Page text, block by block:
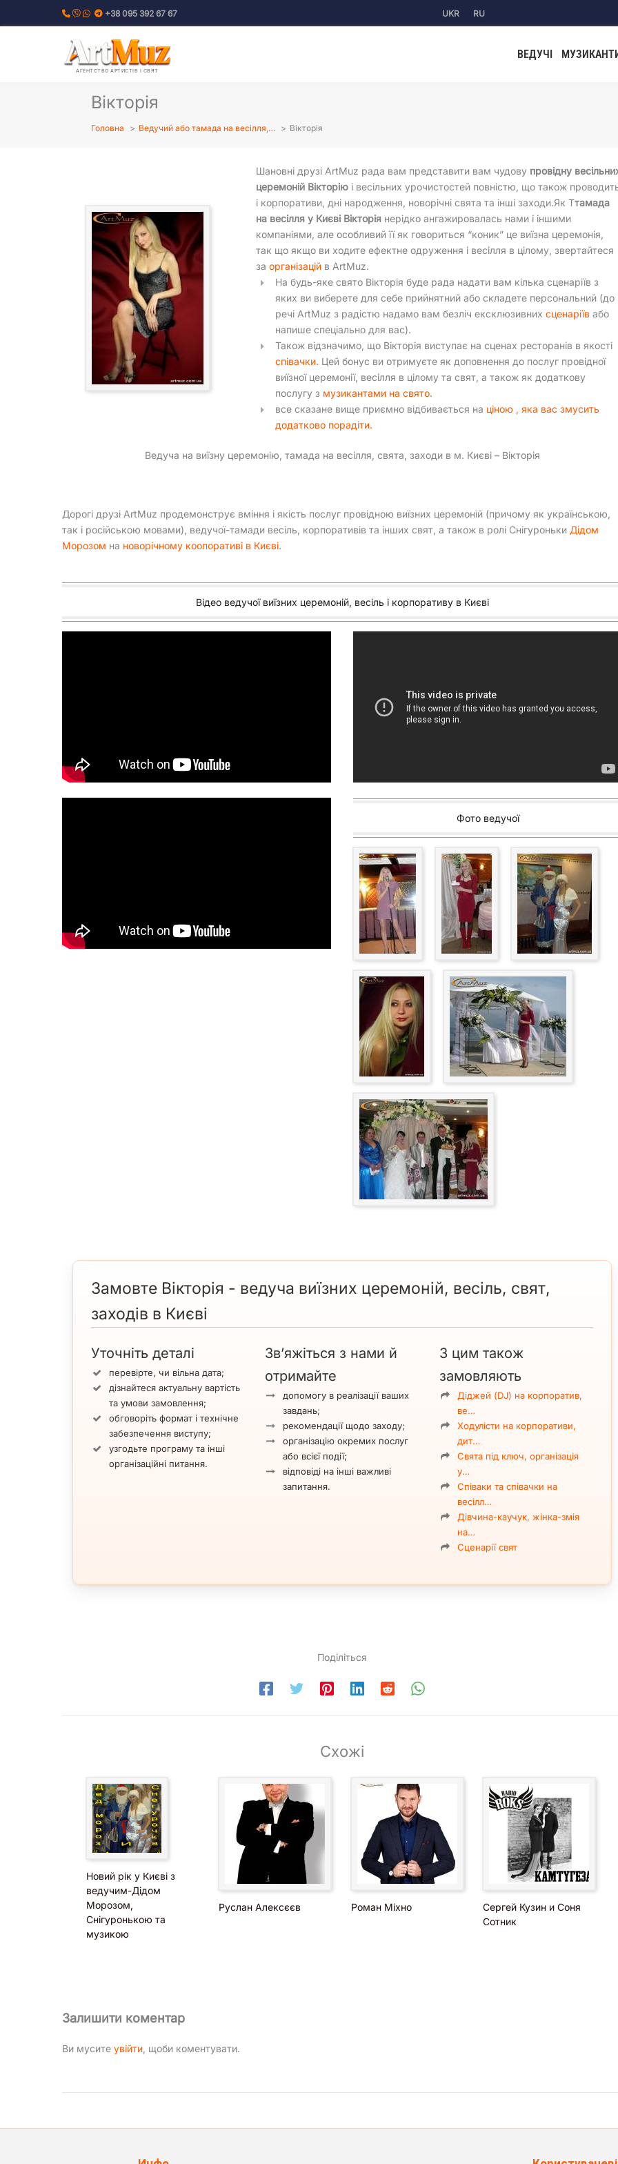
до
+38 095 392 67 67 UKR RU
АГЕНТСТВО АРТИСТІВ І СВЯТ
ВЕДУЧІ
Вікторія
Головна Ведучий або тамада на весілля,… Вікторія
Шановні друзі ArtMuz рада вам представити вам чудову провідну
церемоній Вікторію і весільних урочистостей повністю, що також
і корпоративи, дні народження, новорічні свята та інші заходи.Як Ттамада
на весілля у Києві Вікторія нерідко ангажировалась нами і іншими
компаніями, але особливий її як говориться “коник” це виїзна церемонія,
так що якщо ви ходите ефектне одруження і весілля в цілому, звертайтеся
заорганізацій в ArtMuz.
На будь-яке свято Вікторія буде рада надати вам кілька сценаріїв з
яких ви виберете для себе прийнятний або складете персональний (до
речі ArtMuz з радістю надамо вам безліч ексклюзивнихсценаріїв або
напише спеціально для вас).
Також відзначимо, що Вікторія виступає на сценах ресторанів в якості
співачки. Цей бонус ви отримуєте як доповнення до послуг провідної
виїзної церемонії, весілля в цілому та свят, а також як додаткову
послугу з музикантами на свято.
все сказане вище приємно відбивається на ціною , яка вас змусить
додатково порадіти.
Ведуча на виїзну церемонію, тамада на весілля, свята, заходи в м. Києві – Вікторія
Дорогі друзі ArtMuz продемонструє вміння і якість послуг провідною виїзних церемоній (причому як українською,
так і російською мовами), ведучої-тамади весіль, корпоративів та інших свят, а також в ролі Снігуроньки Дідом
Морозом на новорічному коопоративі в Києві.
Відео ведучої виїзних церемоній, весіль і корпоративу в Києві
Фото ведучої
Замовте Вікторія - ведуча виїзних церемоній, весіль, свят,
заходів в Києві
Уточніть деталі
перевірте, чи вільна дата;
дізнайтеся актуальну вартість
та умови замовлення;
обговоріть формат і технічне
забезпечення виступу;
узгодьте програму та інші
організаційні питання.
Зв’яжіться з нами й
отримайте
допомогу в реалізації ваших
завдань;
рекомендації щодо заходу;
організацію окремих послуг
або всієї події;
відповіді на інші важливі
запитання.
З цим також
замовляють
Діджей (DJ) на корпоратив,
ве…
Ходулісти на корпоративи,
дит…
Свята під ключ, організація
у…
Співаки та співачки на
весілл…
Дівчина-каучук, жінка-змія
на…
Сценарії свят
Поділіться
Схожі
Новий рік у Києві з
ведучим-Дідом
Морозом,
Снігуронькою та
музикою
Руслан Алексєєв Роман Міхно
Сергей Кузин и Соня
Сотник
Залишити коментар
Ви мусите увійти , щоби коментувати.